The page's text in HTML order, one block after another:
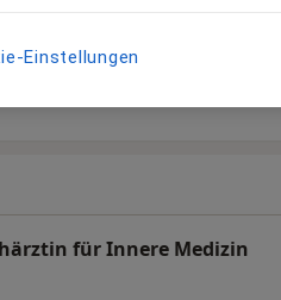
Innere Medizin
für Innere Medizin
Einstellungen